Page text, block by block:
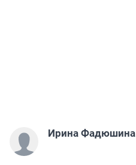
Ирина Фадюшина